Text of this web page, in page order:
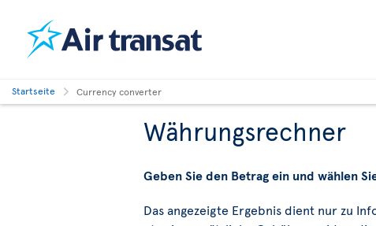
Startseite Currency converter
Währungsrechner
Geben Sie den Betrag ein und wählen
Das angezeigte Ergebnis dient nur zu